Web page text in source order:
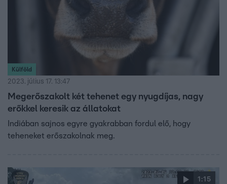
Külföld
2023. július 17. 13:47
Megerőszakolt két tehenet egy nyugdíjas, nagy
erőkkel keresik az állatokat
Indiában sajnos egyre gyakrabban fordul elő, hogy
teheneket erőszakolnak meg.
1:15